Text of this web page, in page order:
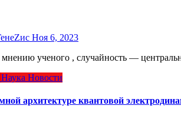
Ноя 6, 2023
мнению ученого , случайность —
Наука Новости
архитектуре квантовой